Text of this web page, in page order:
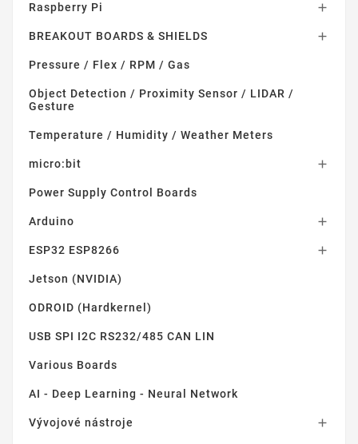
Raspberry Pi 
BREAKOUT BOARDS & SHIELDS 
Pressure / Flex / RPM / Gas
Object Detection / Proximity Sensor / LIDAR /
Gesture
Temperature / Humidity / Weather Meters
micro:bit 
Power Supply Control Boards
Arduino 
ESP32 ESP8266 
Jetson (NVIDIA)
ODROID (Hardkernel)
USB SPI I2C RS232/485 CAN LIN
Various Boards
AI - Deep Learning - Neural Network
Vývojové nástroje 